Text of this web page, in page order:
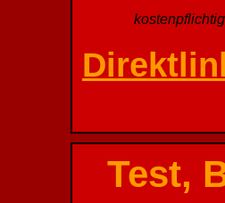
Test,